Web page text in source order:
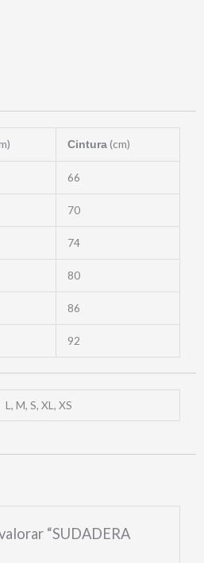
Cintura(cm)
66
70
74
80
86
92
L, M, S, XL, XS
“SUDADERA